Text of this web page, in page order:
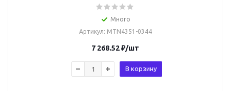
Много
Артикул: MTN4351-0344
7 268.52₽/шт
В корзину